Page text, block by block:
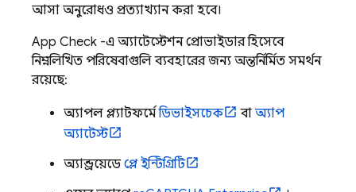
আসা অনুরোধও প্রত্যাখ্যান করা হবে।
App Check -এ অ্যাটেস্টেশন প্রোভাইডার হিসেবে
নিম্নলিখিত পরিষেবাগুলি ব্যবহারের জন্য অন্তর্নির্মিত সমর্থন
রয়েছে:
অ্যাপল প্ল্যাটফর্মেডিভাইসচেক বা অ্যাপ
অ্যাটেস্ট
অ্যান্ড্রয়েডেপ্লে ইন্টিগ্রিটি